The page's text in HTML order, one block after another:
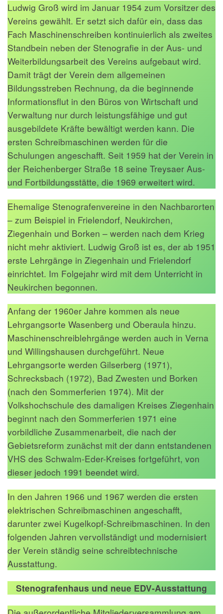
Ludwig Groß wird im Januar 1954 zum Vorsitzer des
Vereins gewählt. Er setzt sich dafür ein, dass das
Fach Maschinenschreiben kontinuierlich als zweites
Standbein neben der Stenografie in der Aus- und
Weiterbildungsarbeit des Vereins aufgebaut wird.
Damit trägt der Verein dem allgemeinen
Bildungsstreben Rechnung, da die beginnende
Informationsflut in den Büros von Wirtschaft und
Verwaltung nur durch leistungsfähige und gut
ausgebildete Kräfte bewältigt werden kann. Die
ersten Schreibmaschinen werden für die
Schulungen angeschafft. Seit 1959 hat der Verein in
der Reichenberger Straße 18 seine Treysaer Aus-
und Fortbildungsstätte, die 1969 erweitert wird.
Ehemalige Stenografenvereine in den Nachbarorten
– zum Beispiel in Frielendorf, Neukirchen,
Ziegenhain und Borken – werden nach dem Krieg
nicht mehr aktiviert. Ludwig Groß ist es, der ab 1951
erste Lehrgänge in Ziegenhain und Frielendorf
einrichtet. Im Folgejahr wird mit dem Unterricht in
Neukirchen begonnen.
Anfang der 1960er Jahre kommen als neue
Lehrgangsorte Wasenberg und Oberaula hinzu.
Maschinenschreiblehrgänge werden auch in Verna
und Willingshausen durchgeführt. Neue
Lehrgangsorte werden Gilserberg (1971),
Schrecksbach (1972), Bad Zwesten und Borken
(nach den Sommerferien 1974). Mit der
Volkshochschule des damaligen Kreises Ziegenhain
beginnt nach den Sommerferien 1971 eine
vorbildliche Zusammenarbeit, die nach der
Gebietsreform zunächst mit der dann entstandenen
VHS des Schwalm-Eder-Kreises fortgeführt, von
dieser jedoch 1991 beendet wird.
In den Jahren 1966 und 1967 werden die ersten
elektrischen Schreibmaschinen angeschafft,
darunter zwei Kugelkopf-Schreibmaschinen. In den
folgenden Jahren vervollständigt und modernisiert
der Verein ständig seine schreibtechnische
Ausstattung.
Stenografenhaus und neue EDV-Ausstattung